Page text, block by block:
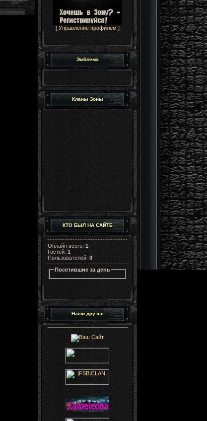
[ Управление профилем]
Эмблема
Кланы Зоны
КТО БЫЛ НА САЙТЕ
Онлайн всего: 1
Гостей: 1
Пользователей:0
Посетившие за день
Наши друзья